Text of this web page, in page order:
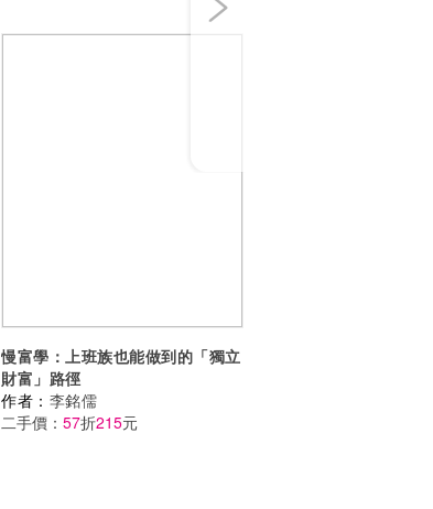
慢富學：上班族也能做到的「獨立
財富」路徑
作者： 李銘儒
二手價： 57折215元